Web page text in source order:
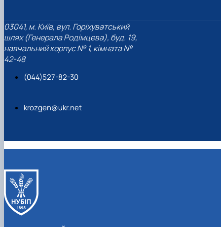
03041, м. Київ, вул. Горіхуватський
шлях (Генерала Родімцева), буд. 19,
навчальний корпус № 1, кімната №
42-48
(044)527-82-30
krozgen@ukr.net